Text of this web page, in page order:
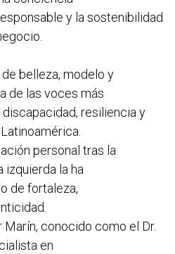
y la sostenibilidad
belleza, modelo y
de las voces más
resiliencia y
personal tras la
izquierda la ha
de fortaleza,
Marín, conocido como el Dr.
en